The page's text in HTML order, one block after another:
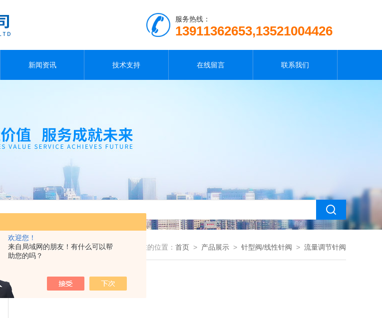
欢迎您！
来自局域网的朋友！有什么可以帮
助您的吗？
服务热线：
13911362653,13521004426
新闻资讯 技术支持 在线留言 联系我们
您现在的位置： 首页 > 产品展示 > 针型阀/线性针阀 > 流量调节针阀